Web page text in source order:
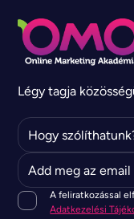
Légy tagja
A feliratkozással
Adatkezelési